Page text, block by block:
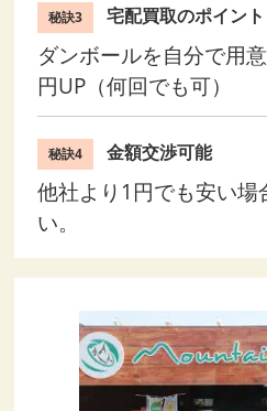
秘訣3 宅配買取のポイント
ダンボールを自分で用
円UP（何回でも可）
秘訣4 金額交渉可能
他社より1円でも安い場
い。